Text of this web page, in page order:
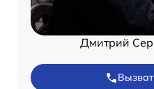
Дмитрий